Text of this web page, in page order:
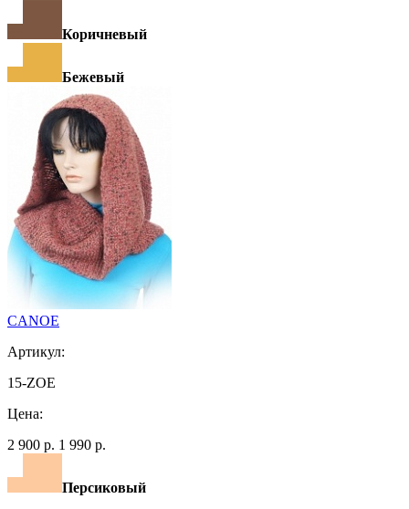
Коричневый
Бежевый
CANOE
Артикул:
15-ZOE
Цена:
2 900 р. 1 990 р.
Персиковый